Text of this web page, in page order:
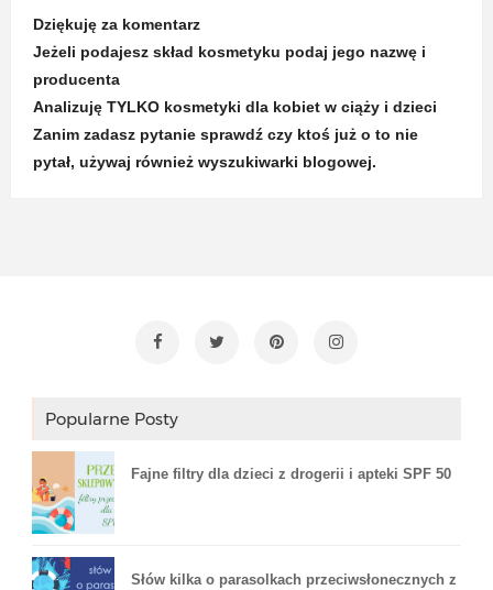
Dziękuję za komentarz
Jeżeli podajesz skład kosmetyku podaj jego nazwę i
producenta
Analizuję TYLKO kosmetyki dla kobiet w ciąży i dzieci
Zanim zadasz pytanie sprawdź czy ktoś już o to nie
pytał, używaj również wyszukiwarki blogowej.
Popularne Posty
Fajne filtry dla dzieci z drogerii i apteki SPF 50
Słów kilka o parasolkach przeciwsłonecznych z